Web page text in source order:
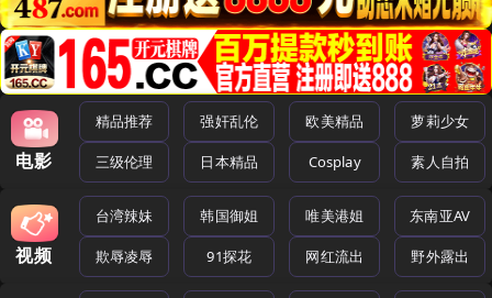
电影
精品推荐 强奸乱伦 欧美精品 萝莉少女
三级伦理 日本精品 Cosplay 素人自拍
视频
台湾辣妹 韩国御姐 唯美港姐 东南亚AV
欺辱凌辱 91探花 网红流出 野外露出